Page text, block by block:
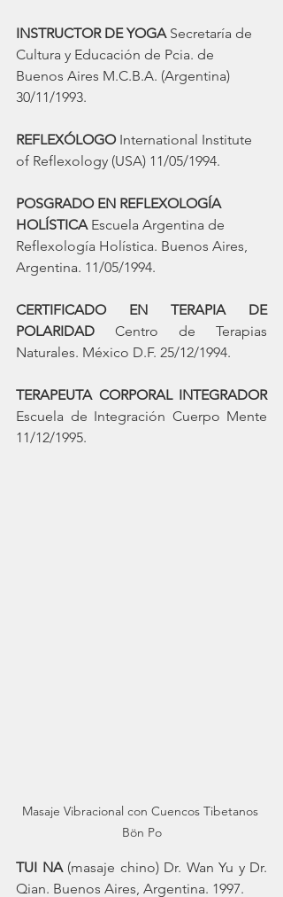
INSTRUCTOR DE YOGA Secretaría de
Cultura y Educación de Pcia. de
Buenos Aires M.C.B.A. (Argentina)
30/11/1993.
REFLEXÓLOGO International Institute
of Reflexology (USA) 11/05/1994.
POSGRADO EN REFLEXOLOGÍA
HOLÍSTICA Escuela Argentina de
Reflexología Holística. Buenos Aires,
Argentina. 11/05/1994.
CERTIFICADO EN TERAPIA DE
POLARIDAD Centro de Terapias
Naturales. México D.F. 25/12/1994.
TERAPEUTA CORPORAL INTEGRADOR
Escuela de Integración Cuerpo Mente
11/12/1995.
Masaje Vibracional con Cuencos Tibetanos
Bön Po
TUI NA (masaje chino) Dr. Wan Yu y Dr.
Qian. Buenos Aires, Argentina. 1997.